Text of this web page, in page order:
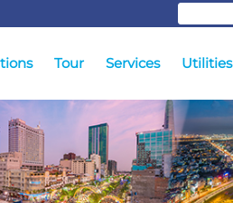
Tour Services Utilities